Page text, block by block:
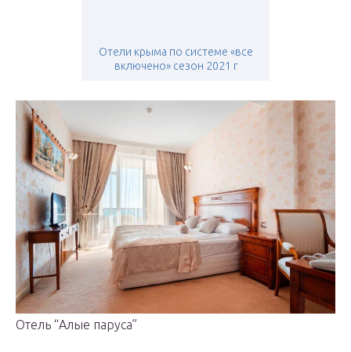
Отели крыма по системе «все
включено» сезон 2021 г
Отель “Алые паруса”